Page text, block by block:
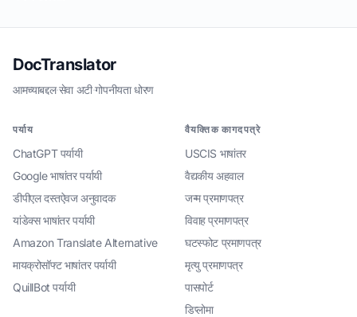
DocTranslator
आमच्याबद्दल·सेवा अटी·गोपनीयता धोरण
पर्याय
ChatGPT पर्यायी
Google भाषांतर पर्यायी
डीपीएल दस्तऐवज अनुवादक
यांडेक्स भाषांतर पर्यायी
Amazon Translate Alternative
मायक्रोसॉफ्ट भाषांतर पर्यायी
QuillBot पर्यायी
वैयक्तिक कागदपत्रे
USCIS भाषांतर
वैद्यकीय अहवाल
जन्म प्रमाणपत्र
विवाह प्रमाणपत्र
घटस्फोट प्रमाणपत्र
मृत्यु प्रमाणपत्र
पासपोर्ट
डिप्लोमा